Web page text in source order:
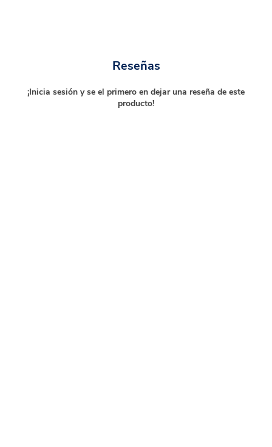
Reseñas
¡Inicia sesión y se el primero en dejar una reseña de este
producto!